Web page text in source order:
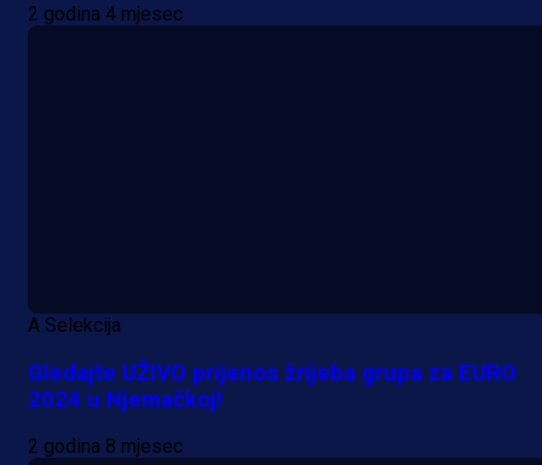
2 godina 4 mjesec
A Selekcija
Gledajte UŽIVO prijenos žrijeba grupa za EURO
2024 u Njemačkoj!
2 godina 8 mjesec